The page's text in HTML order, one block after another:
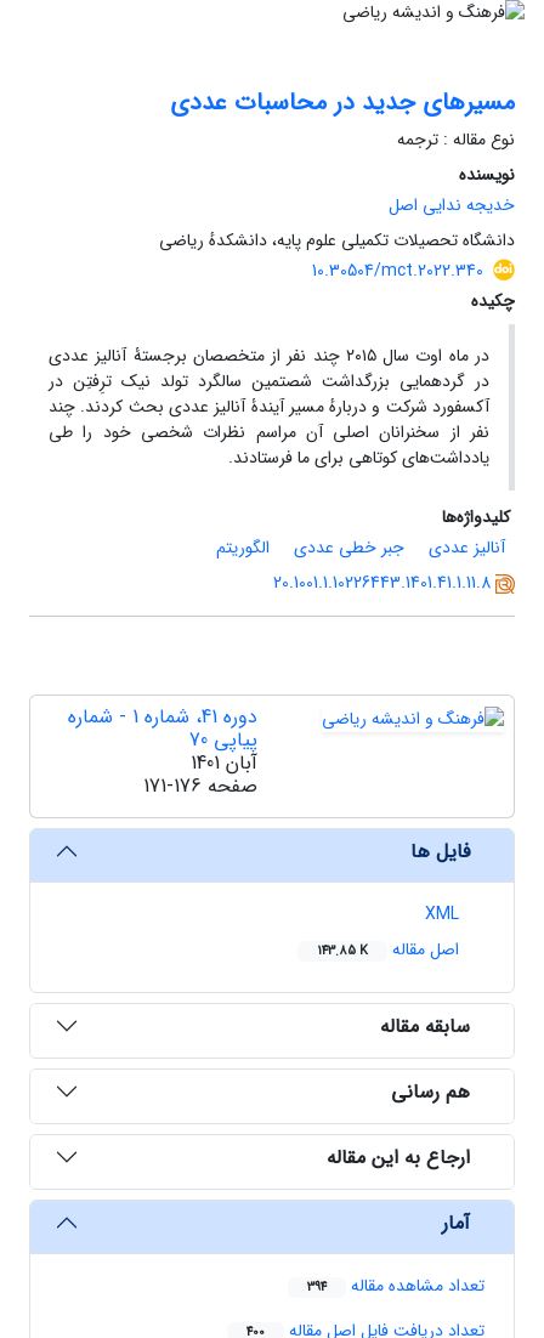
مسیرهای جدید در محاسبات عددی
نوع مقاله : ترجمه
نویسنده
خدیجه ندایی اصل
دانشگاه تحصیلات تکمیلی علوم پایه، دانشکدهٔ ریاضی
10.30504/mct.2022.340
چکیده
در ماه اوت سال ‎۲۰۱۵‎ چند نفر از متخصصان برجستۀ آنالیز عددی
در گردهمایی بزرگداشت شصتمین سالگرد تولد نیک ترِفتِن در
آکسفورد شرکت و دربارهٔ مسیر آیندۀ آنالیز عددی بحث کردند. چند
نفر از سخنرانان اصلی آن مراسم نظرات شخصی خود را طی
یادداشت‌های کوتاهی برای ما فرستادند.
کلیدواژه‌ها
آنالیز عددی
جبر خطی عددی
الگوریتم
20.1001.1.10226443.1401.41.1.11.8
دوره 41، شماره 1 - شماره
پیاپی 70
آبان 1401
صفحه 171-176
فایل ها
XML
اصل مقاله
143.85 K
سابقه مقاله
هم رسانی
ارجاع به این مقاله
آمار
تعداد مشاهده مقاله 394
تعداد دریافت فایل اصل مقاله 400